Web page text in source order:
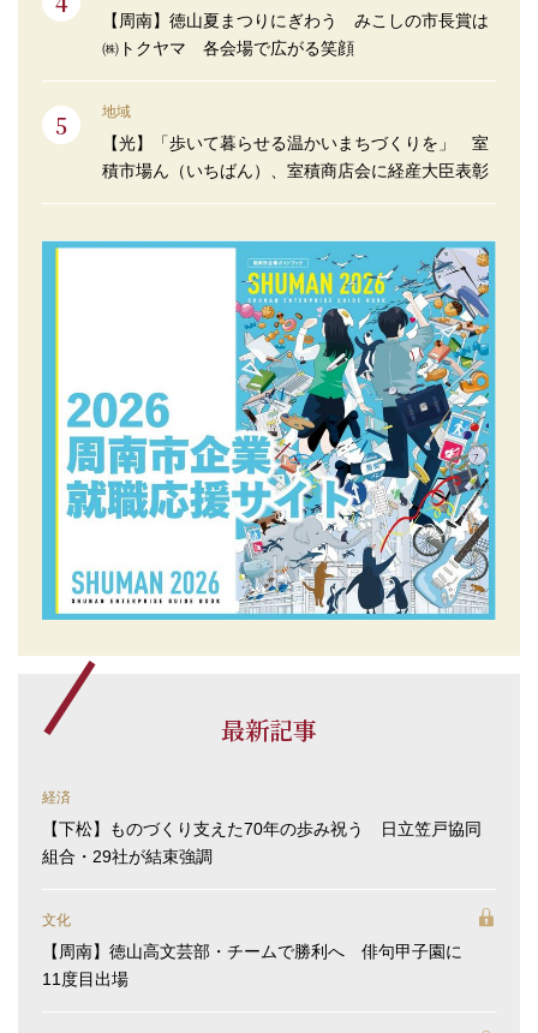
【周南】徳山夏まつりにぎわう みこしの市長賞は
㈱トクヤマ 各会場で広がる笑顔
地域
【光】「歩いて暮らせる温かいまちづくりを」 室
積市場ん（いちばん）、室積商店会に経産大臣表彰
最新記事
経済
【下松】ものづくり支えた70年の歩み祝う 日立笠戸協同
組合・29社が結束強調
文化
【周南】徳山高文芸部・チームで勝利へ 俳句甲子園に
11度目出場